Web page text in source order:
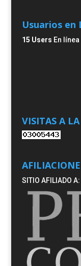
Usuarios en
15 Users En línea
VISITAS A
SITIO AFILIADO A: